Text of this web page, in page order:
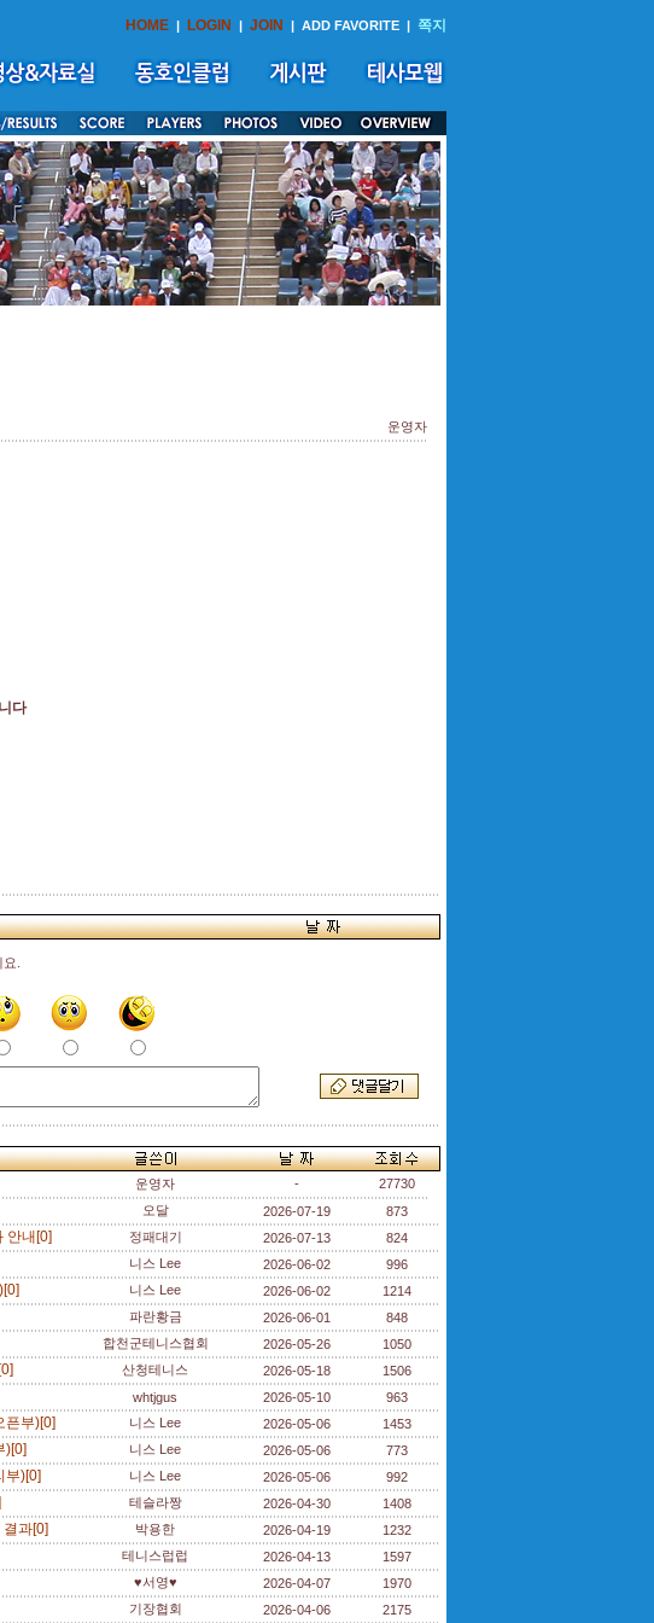
HOME | LOGIN | JOIN | ADD FAVORITE | 쪽지
운영자
다
.
운영자 -
27730
오달 2026-07-19
873
안내[0] 정패대기 2026-07-13
824
니스 Lee 2026-06-02
996
니스 Lee 2026-06-02
1214
파란황금 2026-06-01
848
합천군테니스협회 2026-05-26
1050
산청테니스 2026-05-18
1506
whtjgus 2026-05-10
963
픈부)[0] 니스 Lee 2026-05-06
1453
)[0] 니스 Lee 2026-05-06
773
부)[0] 니스 Lee 2026-05-06
992
테슬라짱 2026-04-30
1408
과[0] 박용한 2026-04-19
1232
테니스럽럽 2026-04-13
1597
♥서영♥ 2026-04-07
1970
기장협회 2026-04-06 2175